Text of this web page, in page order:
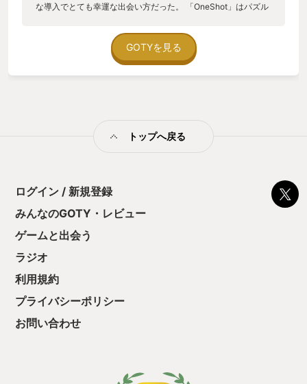
な導入でとても幸運な出会い方だった。 「OneShot」はパズル
レを引きたくないから事前に色々調べる気持ちもわかるが、ハ
ズレを経験するからこそ当たりの喜びは大きい。自ら進んでハ
ズレを引きに行く必要はないが、ハズレを引くことを恐れては
GOTYを見る
トップへ戻る
ログイン / 新規登録
みんなのGOTY・レビュー
ゲームと出会う
ラジオ
利用規約
プライバシーポリシー
お問い合わせ